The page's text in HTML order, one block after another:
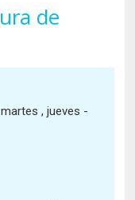
de
, jueves -